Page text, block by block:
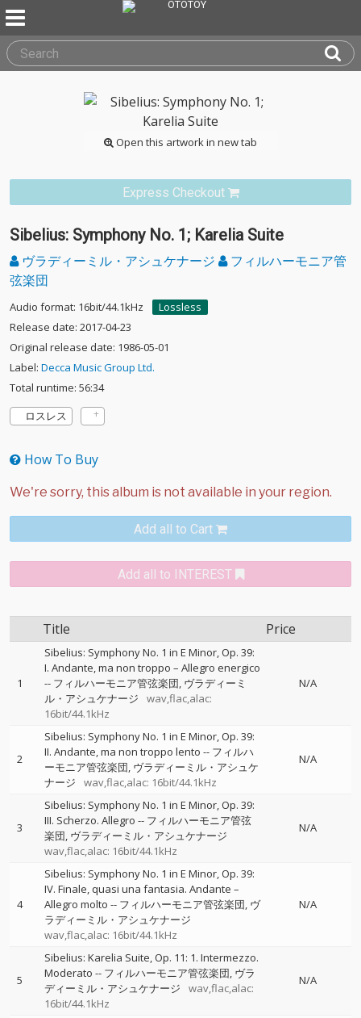
Open this artwork in new tab
Express Checkout
Sibelius: Symphony No. 1; Karelia Suite
ヴラディーミル・アシュケナージ
フィルハーモニア管
弦楽団
Audio format: 16bit/44.1kHz
Lossless
Release date: 2017-04-23
Original release date: 1986-05-01
Label: Decca Music Group Ltd.
Total runtime: 56:34
ロスレス
How To Buy
Add all to Cart
Add all to INTEREST
Title Price
1
Sibelius: Symphony No. 1 in E Minor, Op. 39:
I. Andante, ma non troppo – Allegro energico
-- フィルハーモニア管弦楽団 ヴラディーミ
ル・アシュケナージ
wav,flac,alac:
16bit/44.1kHz
N/A
2
Sibelius: Symphony No. 1 in E Minor, Op. 39:
II. Andante, ma non troppo lento -- フィルハ
ーモニア管弦楽団 ヴラディーミル・アシュケ
ナージ
wav,flac,alac: 16bit/44.1kHz
N/A
3
Sibelius: Symphony No. 1 in E Minor, Op. 39:
III. Scherzo. Allegro -- フィルハーモニア管弦
楽団 ヴラディーミル・アシュケナージ
wav,flac,alac: 16bit/44.1kHz
N/A
4
Sibelius: Symphony No. 1 in E Minor, Op. 39:
IV. Finale, quasi una fantasia. Andante –
Allegro molto -- フィルハーモニア管弦楽団 ヴ
ラディーミル・アシュケナージ
wav,flac,alac: 16bit/44.1kHz
N/A
5
Sibelius: Karelia Suite, Op. 11: 1. Intermezzo.
Moderato -- フィルハーモニア管弦楽団 ヴラ
ディーミル・アシュケナージ
wav,flac,alac:
16bit/44.1kHz
N/A